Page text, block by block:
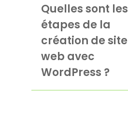
Quelles sont les
étapes de la
création de site
web avec
WordPress ?